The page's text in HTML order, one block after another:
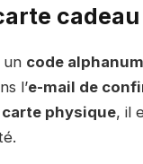
cadeau
un code
l’e-mail de
carte physique, il